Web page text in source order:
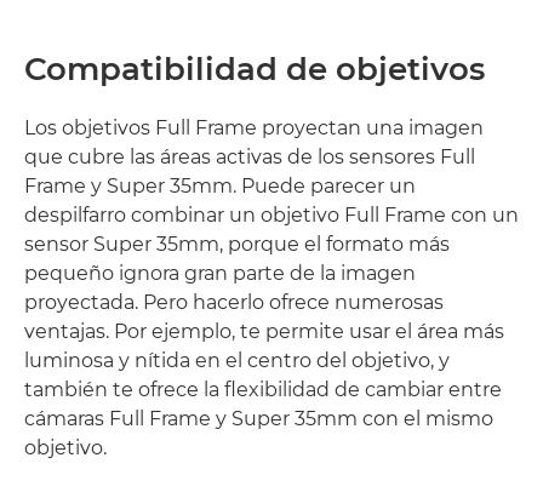
Compatibilidad de objetivos
Los objetivos Full Frame proyectan una imagen
que cubre las áreas activas de los sensores Full
Frame y Super 35mm. Puede parecer un
despilfarro combinar un objetivo Full Frame con un
sensor Super 35mm, porque el formato más
pequeño ignora gran parte de la imagen
proyectada. Pero hacerlo ofrece numerosas
ventajas. Por ejemplo, te permite usar el área más
luminosa y nítida en el centro del objetivo, y
también te ofrece la flexibilidad de cambiar entre
cámaras Full Frame y Super 35mm con el mismo
objetivo.